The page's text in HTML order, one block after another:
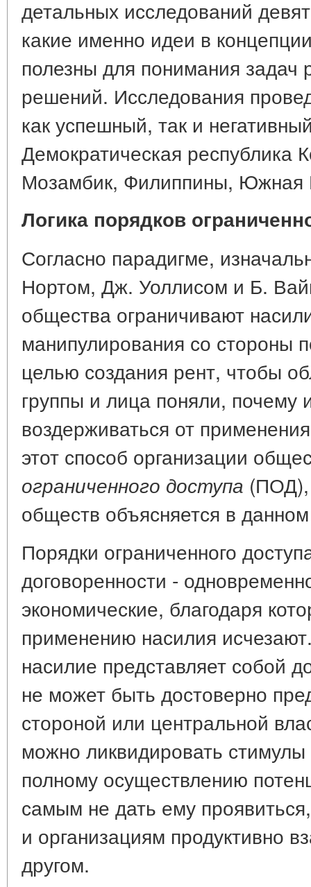
детальных исследований
какие именно идеи в
полезны для понимания задач
решений. Исследования
как успешный, так и
Демократическая республика
Мозамбик, Филиппины, Южная
Логика порядков
Согласно парадигме,
Нортом, Дж. Уоллисом и Б.
общества ограничивают
манипулирования со стороны
целью создания рент, чтобы
группы и лица поняли, почему
воздерживаться от
этот способ организации
ограниченного доступа (ПОД),
обществ объясняется в
Порядки ограниченного
договоренности -
экономические, благодаря
применению насилия
насилие представляет собой
не может быть достоверно
стороной или центральной
можно ликвидировать
полному осуществлению
самым не дать ему
и организациям продуктивно
другом.